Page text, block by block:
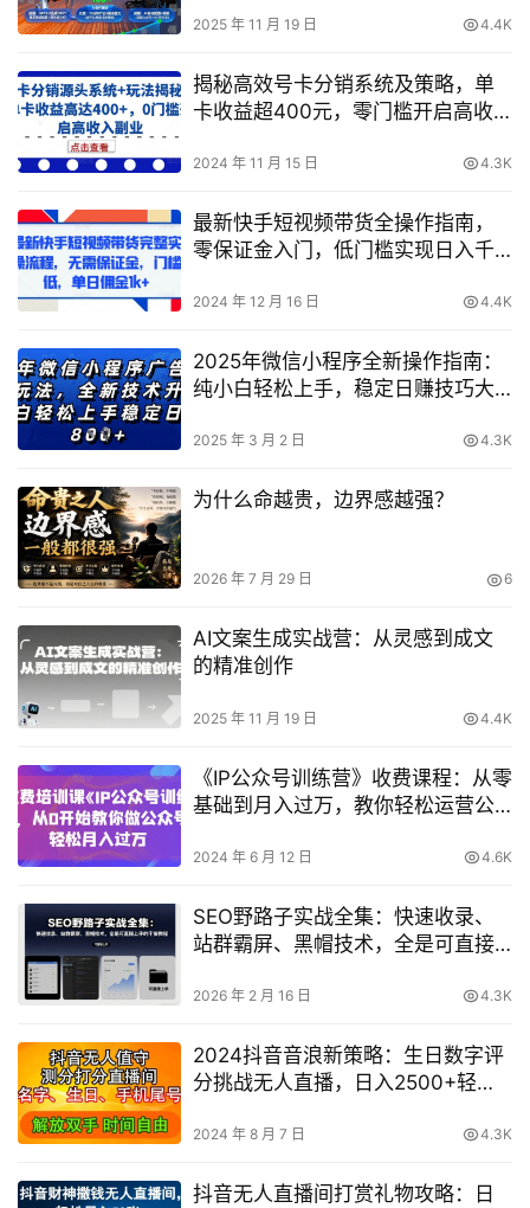
2025 年 11 月 19 日 4.4K
揭秘高效号卡分销系统及策略，单
卡收益超400元，零门槛开启高收
2024 年 11 月 15 日 4.3K
最新快手短视频带货全操作指南，
零保证金入门，低门槛实现日入千
2024 年 12 月 16 日 4.4K
2025年微信小程序全新操作指南：
纯小白轻松上手，稳定日赚技巧大
秘
2025 年 3 月 2 日 4.3K
为什么命越贵，边界感越强？
2026 年 7 月 29 日 6
AI文案生成实战营：从灵感到成文
的精准创作
2025 年 11 月 19 日 4.4K
《IP公众号训练营》收费课程：从零
基础到月入过万，教你轻松运营公
2024 年 6 月 12 日 4.6K
SEO野路子实战全集：快速收录、
站群霸屏、黑帽技术，全是可直接
2026 年 2 月 16 日 4.3K
2024抖音音浪新策略：生日数字评
分挑战无人直播，日入2500+轻松
2024 年 8 月 7 日 4.3K
抖音无人直播间打赏礼物攻略：日